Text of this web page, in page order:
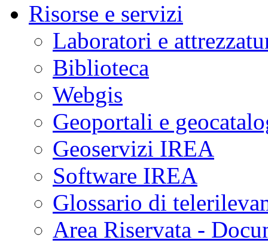
Risorse e servizi
Laboratori e
Biblioteca
Webgis
Geoportali e
Geoservizi IREA
Software IREA
Glossario di
Area Riservata -